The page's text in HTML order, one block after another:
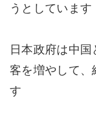
うとしています
日本政府は中
客を増やして、
す